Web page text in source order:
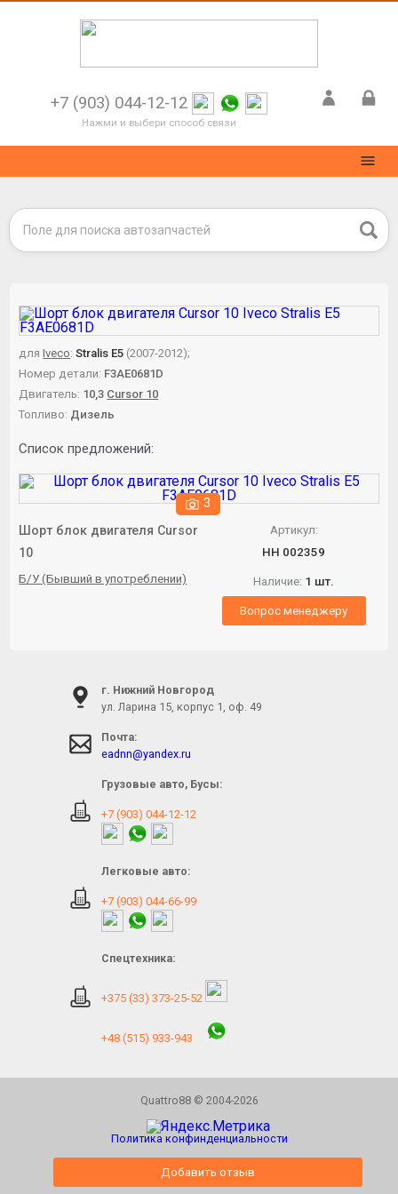
+7 (903) 044-12-12
Нажми и выбери способ связи
дляIveco:Stralis E5 (2007-2012);
Номер детали: F3AE0681D
Двигатель: 10,3 Cursor 10
Топливо: Дизель
Список предложений:
3
Шорт блок двигателя Cursor
10
Б/У (Бывший в употреблении)
Артикул:
НН 002359
Наличие: 1 шт.
Вопрос менеджеру
г. Нижний Новгород
ул. Ларина 15, корпус 1, оф. 49
Почта:
eadnn@yandex.ru
Грузовые авто, Бусы:
+7 (903) 044-12-12
Легковые авто:
+7 (903) 044-66-99
Спецтехника:
+375 (33) 373-25-52
+48 (515) 933-943
Quattro88 © 2004-2026
Политика конфинденциальности
Добавить отзыв